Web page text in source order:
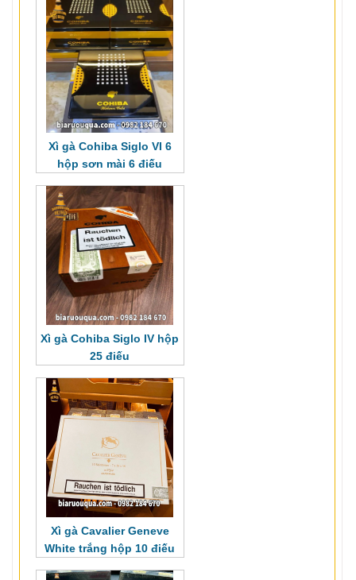
Xì gà Cohiba Siglo VI 6
hộp sơn mài 6 điếu
Xì gà Cohiba Siglo IV hộp
25 điếu
Xì gà Cavalier Geneve
White trắng hộp 10 điếu